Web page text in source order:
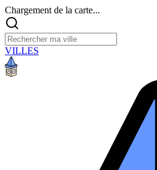
Chargement de la carte...
VILLES